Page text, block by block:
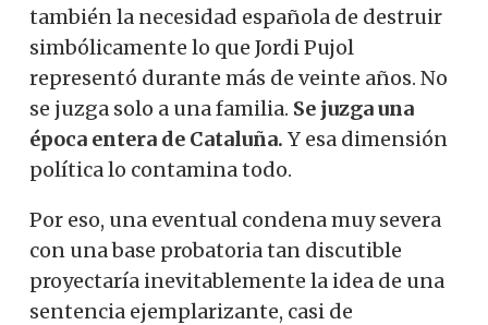
también la necesidad española de destruir
simbólicamente lo que Jordi Pujol
representó durante más de veinte años. No
se juzga solo a una familia. Se juzga una
época entera de Cataluña. Y esa dimensión
política lo contamina todo.
Por eso, una eventual condena muy severa
con una base probatoria tan discutible
proyectaría inevitablemente la idea de una
sentencia ejemplarizante, casi de